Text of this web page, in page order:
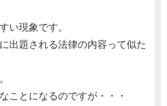
い現象です。
出題される法律の内容って似た
ことになるのですが・・・